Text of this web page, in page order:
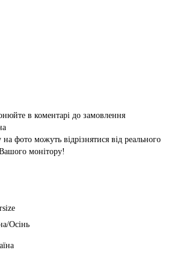
в коментарі до замовлення
фото можуть відрізнятися від реального
монітору!
Осінь